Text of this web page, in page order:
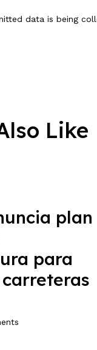
data is being
Like
plan
para